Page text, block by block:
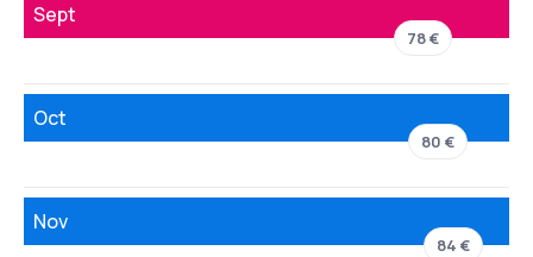
Sept
78 €
Oct
80 €
Nov
84 €